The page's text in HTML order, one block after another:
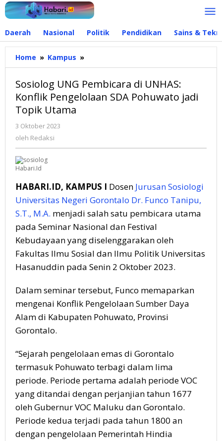
Lewati
ke
Daerah Nasional Politik Pendidikan Sains &
Home » Kampus »
UNG
Pembicara
di
UNHAS:
jadi
Sosiolog UNG Pembicara di UNHAS:
Konflik Pengelolaan SDA Pohuwato jadi
Topik Utama
3 Oktober 2023
oleh Redaksi
Habari.Id
HABARI.ID, KAMPUS I Dosen Jurusan Sosiologi
Universitas Negeri Gorontalo Dr. Funco Tanipu,
S.T., M.A. menjadi salah satu pembicara utama
pada Seminar Nasional dan Festival
Kebudayaan yang diselenggarakan oleh
Fakultas Ilmu Sosial dan Ilmu Politik Universitas
Hasanuddin pada Senin 2 Oktober 2023.
Dalam seminar tersebut, Funco memaparkan
mengenai Konflik Pengelolaan Sumber Daya
Alam di Kabupaten Pohuwato, Provinsi
Gorontalo.
“Sejarah pengelolaan emas di Gorontalo
termasuk Pohuwato terbagi dalam lima
periode. Periode pertama adalah periode VOC
yang ditandai dengan perjanjian tahun 1677
oleh Gubernur VOC Maluku dan Gorontalo.
Periode kedua terjadi pada tahun 1800 an
dengan pengelolaan Pemerintah Hindia